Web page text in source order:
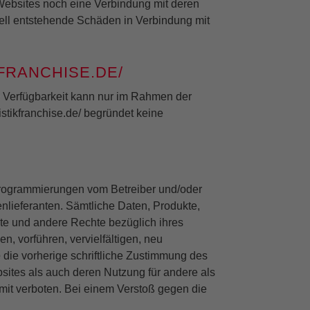
noch eine Verbindung mit deren
entstehende Schäden in Verbindung mit
kann nur im Rahmen der
begründet keine
vom Betreiber und/oder
Sämtliche Daten, Produkte,
und andere Rechte bezüglich ihres
vorführen, vervielfältigen, neu
vorherige schriftliche Zustimmung des
als auch deren Nutzung für andere als
verboten. Bei einem Verstoß gegen die